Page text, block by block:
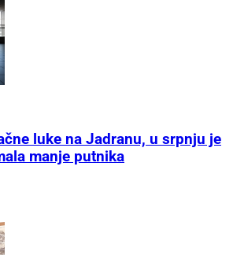
luke na Jadranu, u srpnju je
manje putnika